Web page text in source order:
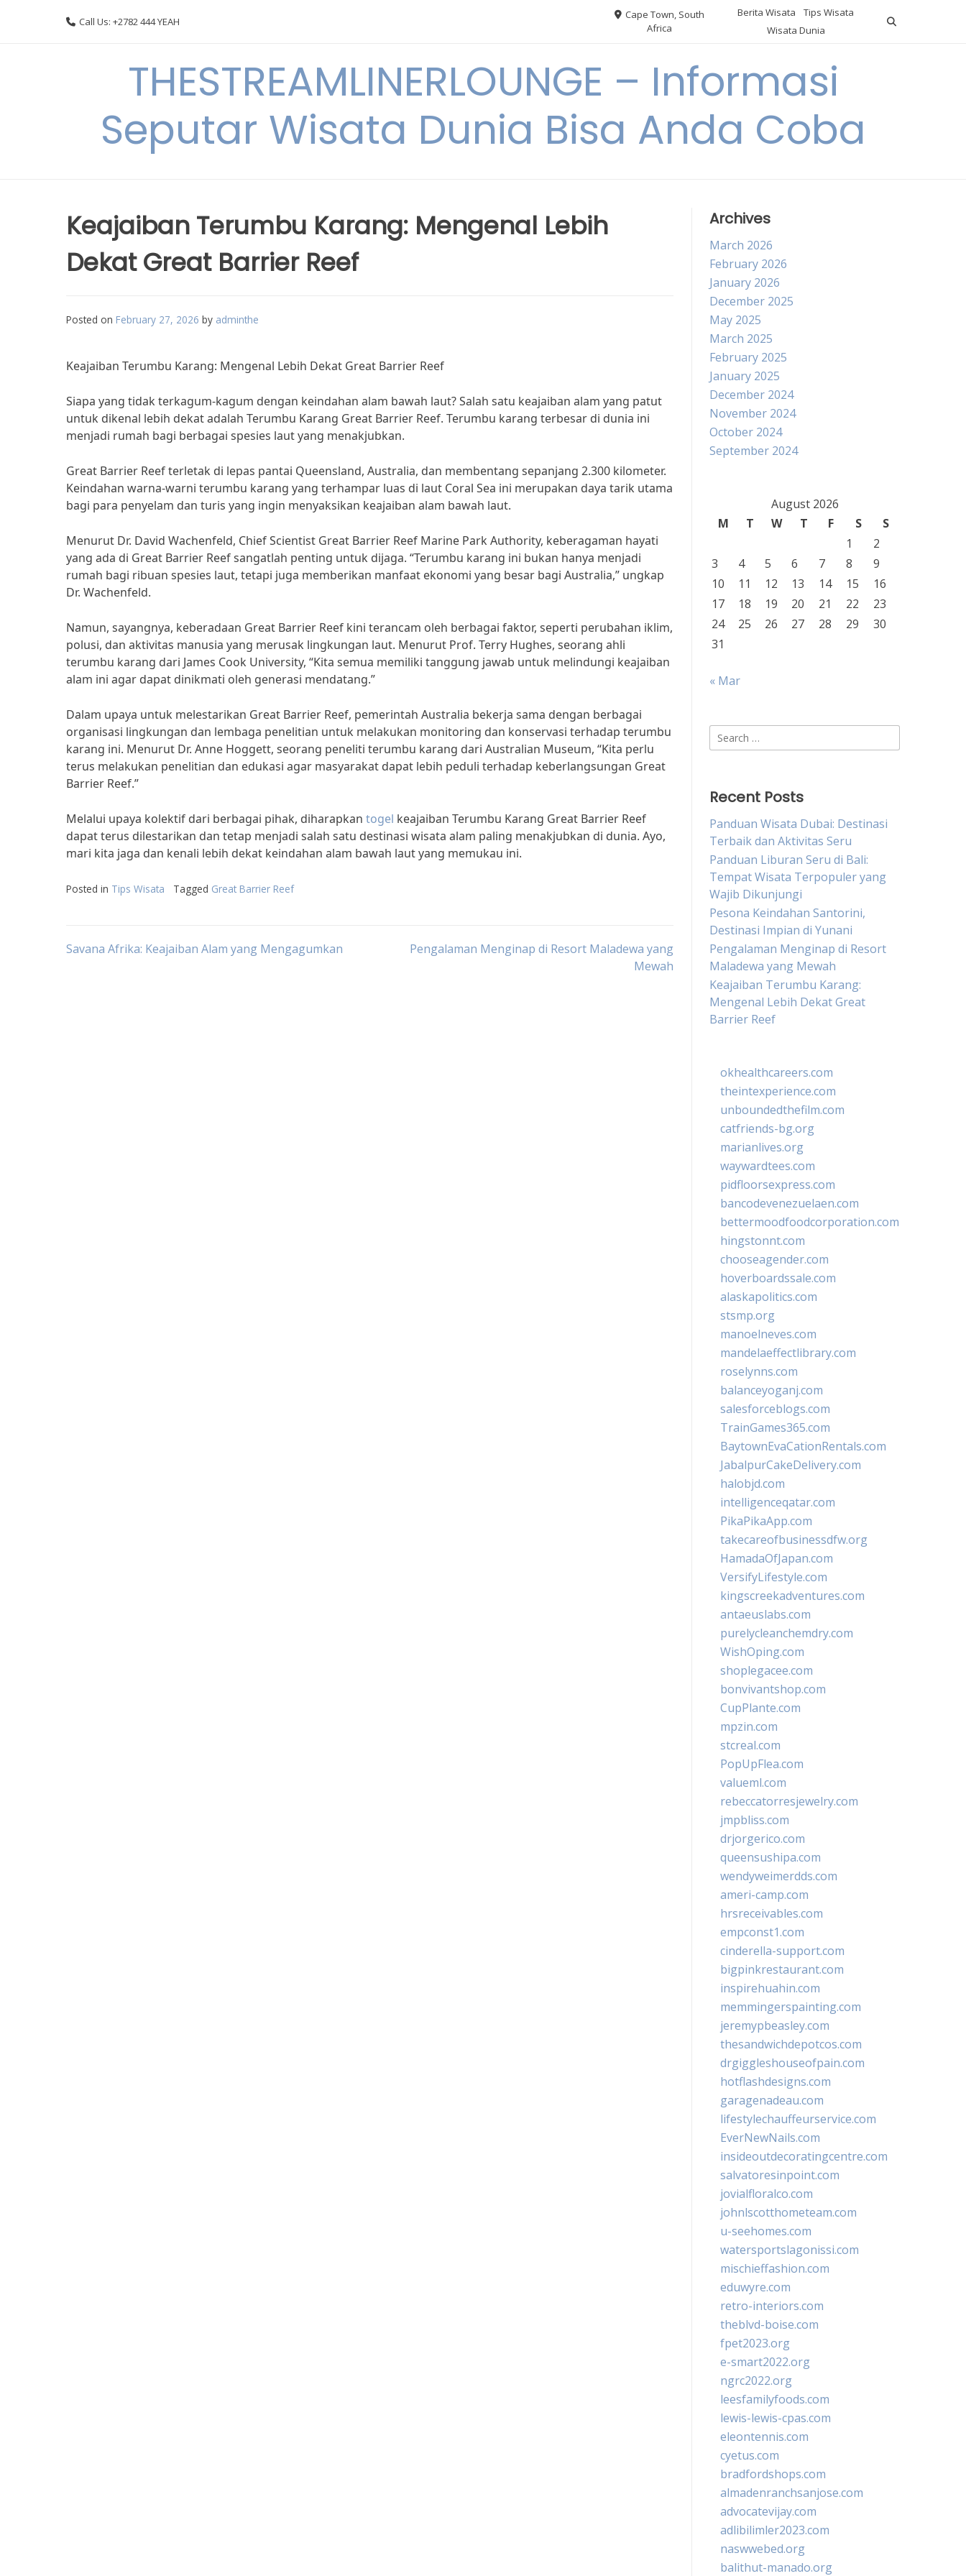
Call Us: +2782 444 YEAH
Cape Town, South
Africa
Berita Wisata
Tips Wisata
Wisata Dunia
THESTREAMLINERLOUNGE – Informasi
Seputar Wisata Dunia Bisa Anda Coba
Keajaiban Terumbu Karang: Mengenal Lebih
Dekat Great Barrier Reef
Posted on February 27, 2026 by adminthe
Keajaiban Terumbu Karang: Mengenal Lebih Dekat Great Barrier Reef
Siapa yang tidak terkagum-kagum dengan keindahan alam bawah laut? Salah satu keajaiban alam yang patut
untuk dikenal lebih dekat adalah Terumbu Karang Great Barrier Reef. Terumbu karang terbesar di dunia ini
menjadi rumah bagi berbagai spesies laut yang menakjubkan.
Great Barrier Reef terletak di lepas pantai Queensland, Australia, dan membentang sepanjang 2.300 kilometer.
Keindahan warna-warni terumbu karang yang terhampar luas di laut Coral Sea ini merupakan daya tarik utama
bagi para penyelam dan turis yang ingin menyaksikan keajaiban alam bawah laut.
Menurut Dr. David Wachenfeld, Chief Scientist Great Barrier Reef Marine Park Authority, keberagaman hayati
yang ada di Great Barrier Reef sangatlah penting untuk dijaga. “Terumbu karang ini bukan hanya menjadi
rumah bagi ribuan spesies laut, tetapi juga memberikan manfaat ekonomi yang besar bagi Australia,” ungkap
Dr. Wachenfeld.
Namun, sayangnya, keberadaan Great Barrier Reef kini terancam oleh berbagai faktor, seperti perubahan iklim,
polusi, dan aktivitas manusia yang merusak lingkungan laut. Menurut Prof. Terry Hughes, seorang ahli
terumbu karang dari James Cook University, “Kita semua memiliki tanggung jawab untuk melindungi keajaiban
alam ini agar dapat dinikmati oleh generasi mendatang.”
Dalam upaya untuk melestarikan Great Barrier Reef, pemerintah Australia bekerja sama dengan berbagai
organisasi lingkungan dan lembaga penelitian untuk melakukan monitoring dan konservasi terhadap terumbu
karang ini. Menurut Dr. Anne Hoggett, seorang peneliti terumbu karang dari Australian Museum, “Kita perlu
terus melakukan penelitian dan edukasi agar masyarakat dapat lebih peduli terhadap keberlangsungan Great
Barrier Reef.”
Melalui upaya kolektif dari berbagai pihak, diharapkan togel keajaiban Terumbu Karang Great Barrier Reef
dapat terus dilestarikan dan tetap menjadi salah satu destinasi wisata alam paling menakjubkan di dunia. Ayo,
mari kita jaga dan kenali lebih dekat keindahan alam bawah laut yang memukau ini.
Posted in Tips Wisata Tagged Great Barrier Reef
Post
Savana Afrika: Keajaiban Alam yang Mengagumkan
Pengalaman Menginap di Resort Maladewa yang
Mewah
Archives
March 2026
February 2026
January 2026
December 2025
May 2025
March 2025
February 2025
January 2025
December 2024
November 2024
October 2024
September 2024
August 2026
M
T W T F S
S
1
2
3
4 5 6 7 8
9
10
11 12 13 14 15
16
17
18 19 20 21 22
23
24
25 26 27 28 29
30
31
« Mar
Search
for:
Recent Posts
Panduan Wisata Dubai: Destinasi
Terbaik dan Aktivitas Seru
Panduan Liburan Seru di Bali:
Tempat Wisata Terpopuler yang
Wajib Dikunjungi
Pesona Keindahan Santorini,
Destinasi Impian di Yunani
Pengalaman Menginap di Resort
Maladewa yang Mewah
Keajaiban Terumbu Karang:
Mengenal Lebih Dekat Great
Barrier Reef
okhealthcareers.com
theintexperience.com
unboundedthefilm.com
catfriends-bg.org
marianlives.org
waywardtees.com
pidfloorsexpress.com
bancodevenezuelaen.com
bettermoodfoodcorporation.com
hingstonnt.com
chooseagender.com
hoverboardssale.com
alaskapolitics.com
stsmp.org
manoelneves.com
mandelaeffectlibrary.com
roselynns.com
balanceyoganj.com
salesforceblogs.com
TrainGames365.com
BaytownEvaCationRentals.com
JabalpurCakeDelivery.com
halobjd.com
intelligenceqatar.com
PikaPikaApp.com
takecareofbusinessdfw.org
HamadaOfJapan.com
VersifyLifestyle.com
kingscreekadventures.com
antaeuslabs.com
purelycleanchemdry.com
WishOping.com
shoplegacee.com
bonvivantshop.com
CupPlante.com
mpzin.com
stcreal.com
PopUpFlea.com
valueml.com
rebeccatorresjewelry.com
jmpbliss.com
drjorgerico.com
queensushipa.com
wendyweimerdds.com
ameri-camp.com
hrsreceivables.com
empconst1.com
cinderella-support.com
bigpinkrestaurant.com
inspirehuahin.com
memmingerspainting.com
jeremypbeasley.com
thesandwichdepotcos.com
drgiggleshouseofpain.com
hotflashdesigns.com
garagenadeau.com
lifestylechauffeurservice.com
EverNewNails.com
insideoutdecoratingcentre.com
salvatoresinpoint.com
jovialfloralco.com
johnlscotthometeam.com
u-seehomes.com
watersportslagonissi.com
mischieffashion.com
eduwyre.com
retro-interiors.com
theblvd-boise.com
fpet2023.org
e-smart2022.org
ngrc2022.org
leesfamilyfoods.com
lewis-lewis-cpas.com
eleontennis.com
cyetus.com
bradfordshops.com
almadenranchsanjose.com
advocatevijay.com
adlibilimler2023.com
naswwebed.org
balithut-manado.org